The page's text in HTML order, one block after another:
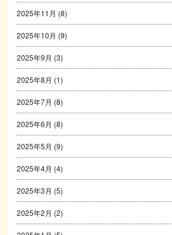
2025年11月 (8)
2025年10月 (9)
2025年9月 (3)
2025年8月 (1)
2025年7月 (8)
2025年6月 (8)
2025年5月 (9)
2025年4月 (4)
2025年3月 (5)
2025年2月 (2)